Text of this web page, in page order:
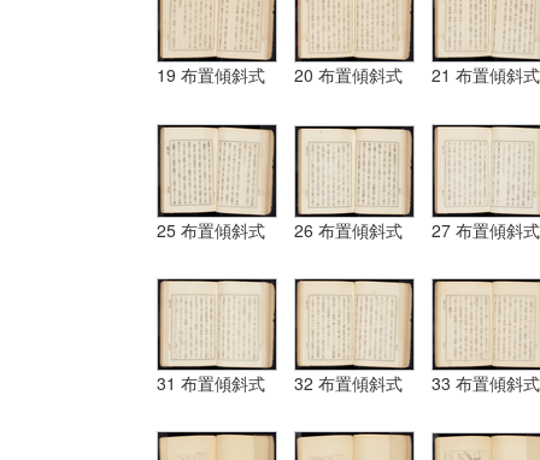
19 布置傾斜式 20 布置傾斜式 21 布置傾斜式
25 布置傾斜式 26 布置傾斜式 27 布置傾斜式
31 布置傾斜式 32 布置傾斜式 33 布置傾斜式